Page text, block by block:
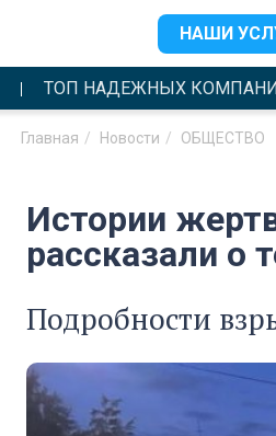
НАШИ
ТОП НАДЕЖНЫХ
Главная Новости ОБЩЕСТВО
Истории
рассказали о
Подробности